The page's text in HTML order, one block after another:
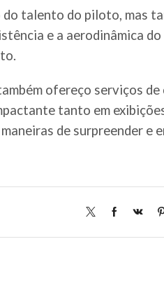
talento do piloto, mas
e a aerodinâmica
ofereço serviços
tanto em
de surpreender e